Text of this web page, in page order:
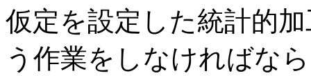
仮定を設定した統計的
う作業をしなければな